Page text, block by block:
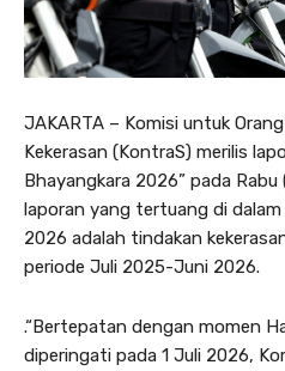
JAKARTA – Komisi untuk
Kekerasan (KontraS) merilis
Bhayangkara 2026” pada
laporan yang tertuang di
2026 adalah tindakan
periode Juli 2025-Juni 2026.
.“Bertepatan dengan momen
diperingati pada 1 Juli 2026,